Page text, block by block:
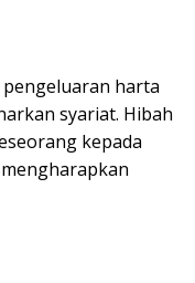
harta
syariat. Hibah
kepada